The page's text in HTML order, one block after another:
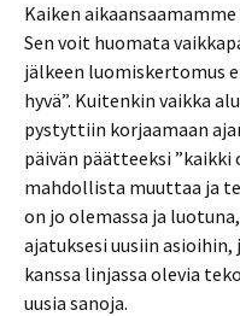
Kaiken
Sen voit huomata
jälkeen luomiskertomus
hyvä”. Kuitenkin vaikka
pystyttiin korjaamaan
päivän päätteeksi ”kaikki
mahdollista muuttaa ja
on jo olemassa ja
ajatuksesi uusiin
kanssa linjassa olevia
uusia sanoja.